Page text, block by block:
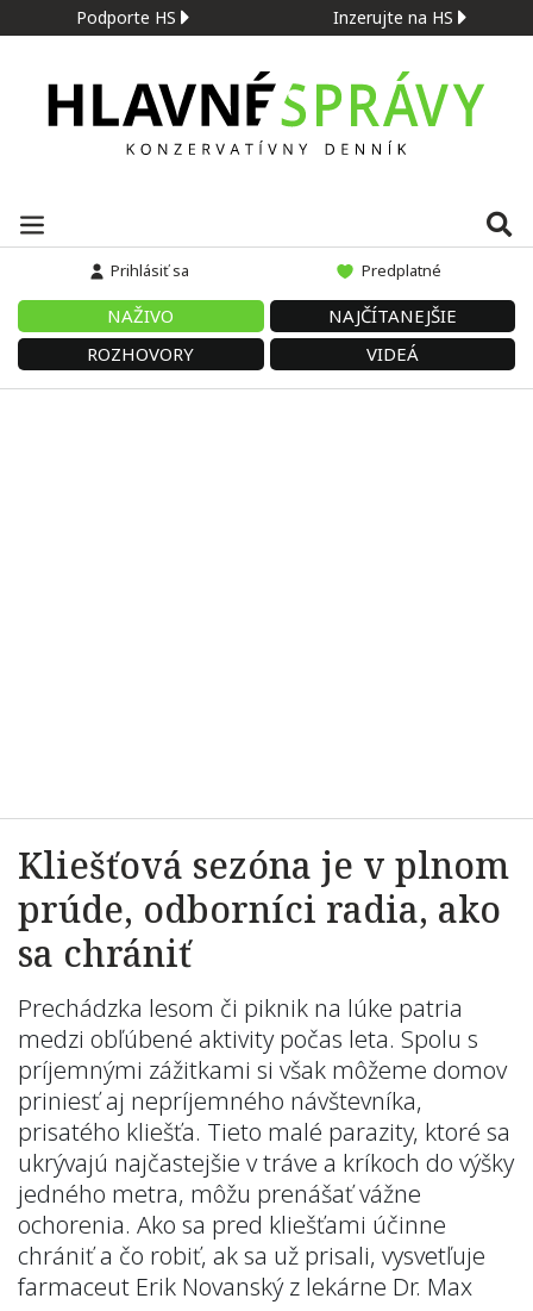
Podporte HS Inzerujte na HS
Prihlásiť sa Predplatné
NAŽIVO
NAJČÍTANEJŠIE
ROZHOVORY
VIDEÁ
Kliešťová sezóna je v plnom
prúde, odborníci radia, ako
sa chrániť
Prechádzka lesom či piknik na lúke patria
medzi obľúbené aktivity počas leta. Spolu s
príjemnými zážitkami si však môžeme domov
priniesť aj nepríjemného návštevníka,
prisatého kliešťa. Tieto malé parazity, ktoré sa
ukrývajú najčastejšie v tráve a kríkoch do výšky
jedného metra, môžu prenášať vážne
ochorenia. Ako sa pred kliešťami účinne
chrániť a čo robiť, ak sa už prisali, vysvetľuje
farmaceut Erik Novanský z lekárne Dr. Max